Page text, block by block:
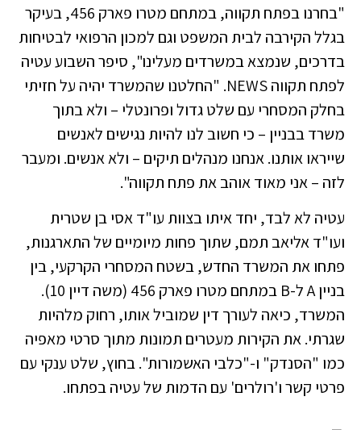
"בחרנו בפתח תקווה, במתחם מטרו פארק 456, בעיקר
בגלל הקירבה לבית המשפט וגם למכון הרפואי לבטיחות
בדרכים, שנמצא במשרדים מעלינו", סיפר השבוע עטיה
לפתח תקווה NEWS. "החלטנו שהמשרד יהיה על חזיתי
בחלק המסחרי עם שלט גדול ופרונטלי – ולא בתוך
משרד בבניין – כי חשוב לנו להיות נגישים לאנשים
שייראו אותנו. אנחנו מנהלים תיקים – ולא אנשים. ומעבר
לזה – אני מאוד אוהב את פתח תקווה".
עטיה לא לבד, יחד איתו בצוות עו"ד אסי בן שטרית
ועו"ד אליאב תמם, שתוך פחות מיומיים של התארגנות,
פתחו את המשרד החדש, בשטח המסחרי הקרקעי, בין
בניין A ל-B במתחם מטרו פארק 456 (משה דיין 10).
המשרד, כיאה לעורך דין שמוביל אותו, רחוק מלהיות
שגרתי. את הקירות מעטרים תמונות מתוך סרטי מאפיה
כמו "הסנדק" ו-"כלבי האשמורות". בחוץ, שלט ענקי עם
פרטי קשר ו'רולרים' עם הדמות של עטיה בפתחו.